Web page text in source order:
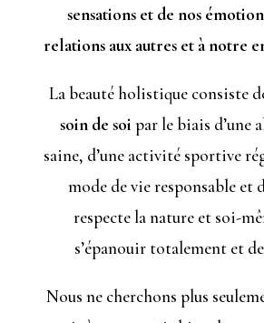
sensations et de nos
relations aux autres et à notre
La beauté holistique consiste
soin de soi par le biais d’une
saine, d’une activité sportive
mode de vie responsable et
respecte la nature et soi-
s’épanouir totalement et
Nous ne cherchons plus